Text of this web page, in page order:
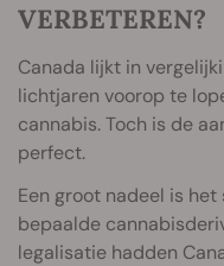
VERBETEREN?
Canada lijkt in
lichtjaren voorop te
cannabis. Toch is de
perfect.
Een groot nadeel is
bepaalde
legalisatie hadden